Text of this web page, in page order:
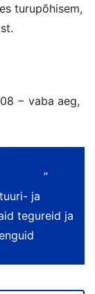
turupõhisem,
− vaba aeg,
”
ja
tegureid ja